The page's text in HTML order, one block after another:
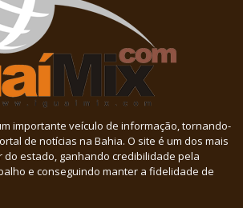
importante veículo de informação, tornando-
de notícias na Bahia. O site é um dos mais
do estado, ganhando credibilidade pela
e conseguindo manter a fidelidade de